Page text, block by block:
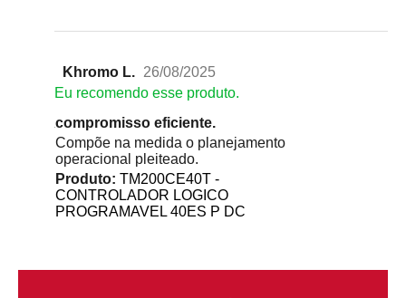
Khromo L. 26/08/2025
Eu recomendo esse produto.
compromisso eficiente.
Compõe na medida o planejamento
operacional pleiteado.
Produto: TM200CE40T -
CONTROLADOR LOGICO
PROGRAMAVEL 40ES P DC